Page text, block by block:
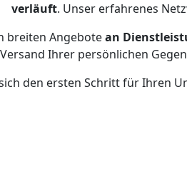
verläuft. Unser erfahrenes
breiten Angebotean
Ihrer persönlichen
den ersten Schritt für Ihren